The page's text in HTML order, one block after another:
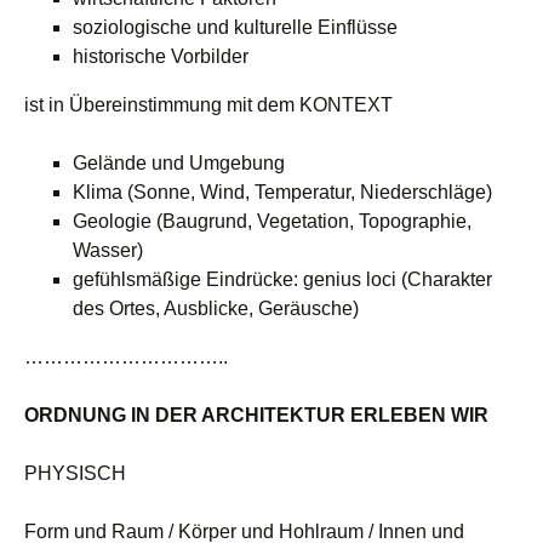
soziologische und kulturelle Einflüsse
historische Vorbilder
ist in Übereinstimmung mit dem KONTEXT
Gelände und Umgebung
Klima (Sonne, Wind, Temperatur, Niederschläge)
Geologie (Baugrund, Vegetation, Topographie,
Wasser)
gefühlsmäßige Eindrücke: genius loci (Charakter
des Ortes, Ausblicke, Geräusche)
…………………………..
ORDNUNG IN DER ARCHITEKTUR ERLEBEN WIR
PHYSISCH
Form und Raum / Körper und Hohlraum / Innen und